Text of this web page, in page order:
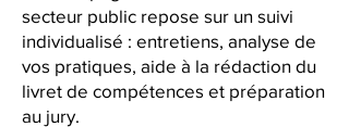
secteur public repose sur un suivi
individualisé : entretiens, analyse de
vos pratiques, aide à la rédaction du
livret de compétences et préparation
au jury.